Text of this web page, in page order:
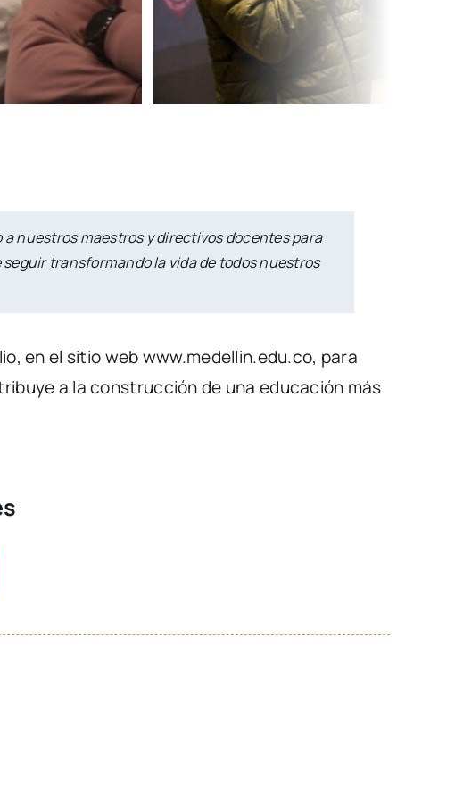
nuestros maestros y directivos docentes para
transformando la vida de todos nuestros
en el sitio webwww.medellin.edu.co, para
a la construcción de una educación más